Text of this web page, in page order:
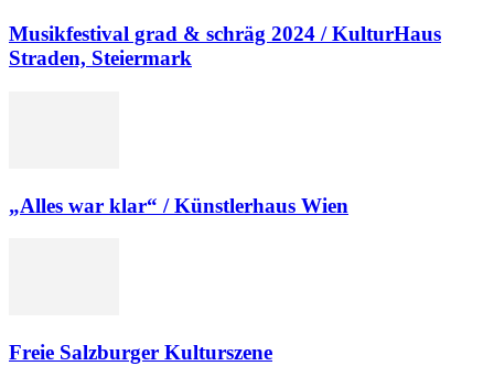
Musikfestival grad & schräg 2024 / KulturHaus
Straden, Steiermark
„Alles war klar“ / Künstlerhaus Wien
Freie Salzburger Kulturszene